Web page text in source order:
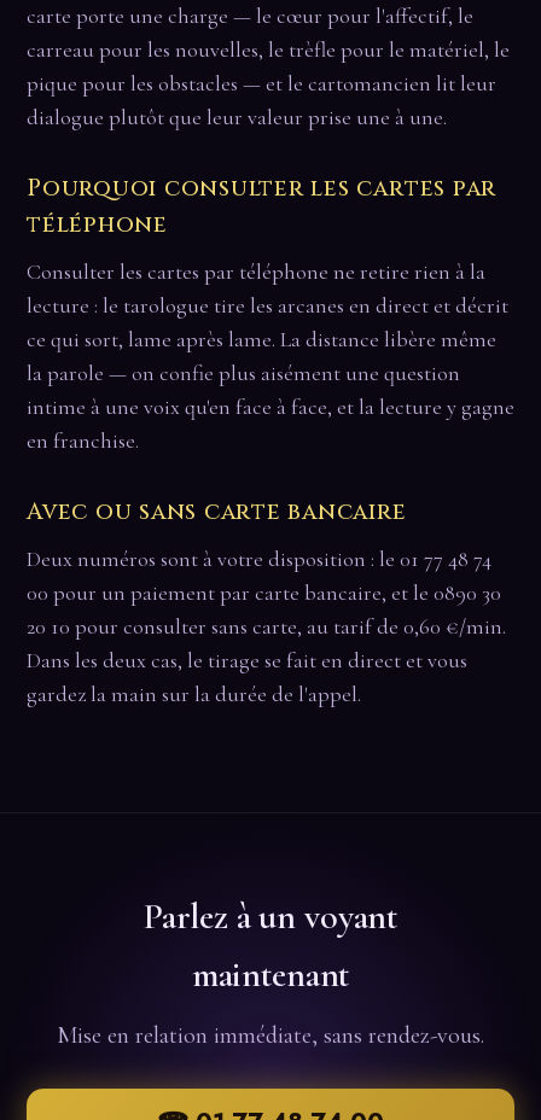
carte porte une charge — le cœur pour l'affectif, le
carreau pour les nouvelles, le trèfle pour le matériel, le
pique pour les obstacles — et le cartomancien lit leur
dialogue plutôt que leur valeur prise une à une.
Pourquoi consulter les cartes par
téléphone
Consulter les cartes par téléphone ne retire rien à la
lecture : le tarologue tire les arcanes en direct et décrit
ce qui sort, lame après lame. La distance libère même
la parole — on confie plus aisément une question
intime à une voix qu'en face à face, et la lecture y gagne
en franchise.
Avec ou sans carte bancaire
Deux numéros sont à votre disposition : le 01 77 48 74
00 pour un paiement par carte bancaire, et le 0890 30
20 10 pour consulter sans carte, au tarif de 0,60 €/min.
Dans les deux cas, le tirage se fait en direct et vous
gardez la main sur la durée de l'appel.
Parlez à un voyant
maintenant
Mise en relation immédiate, sans rendez-vous.